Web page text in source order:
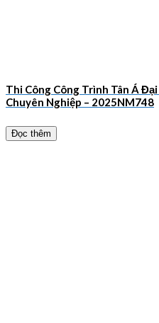
Thi Công Công Trình Tân Á
Chuyên Nghiệp – 2025NM748
Đọc thêm